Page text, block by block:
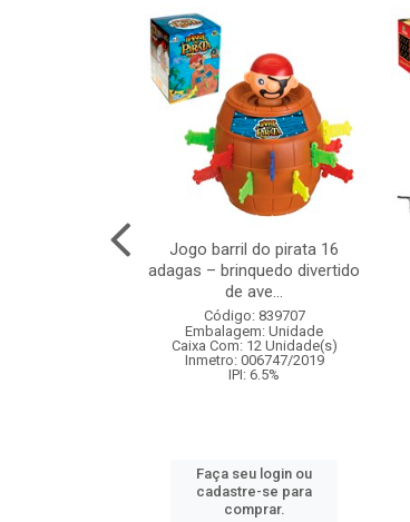
Jogo barril do pirata 16
adagas – brinquedo divertido
de ave...
Código: 839707
Embalagem: Unidade
Caixa Com: 12 Unidade(s)
Inmetro: 006747/2019
IPI: 6.5%
Faça seu login ou
cadastre-se para
comprar.